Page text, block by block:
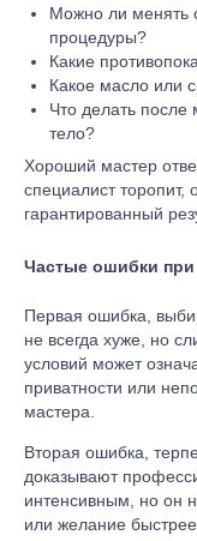
Можно ли менять
процедуры?
Какие
Какое масло или
Что делать после
тело?
Хороший мастер
специалист
гарантированный
Частые ошибки
Первая ошибка,
не всегда хуже, но
условий может
приватности или
мастера.
Вторая ошибка,
доказывают
интенсивным, но он
или желание быстрее